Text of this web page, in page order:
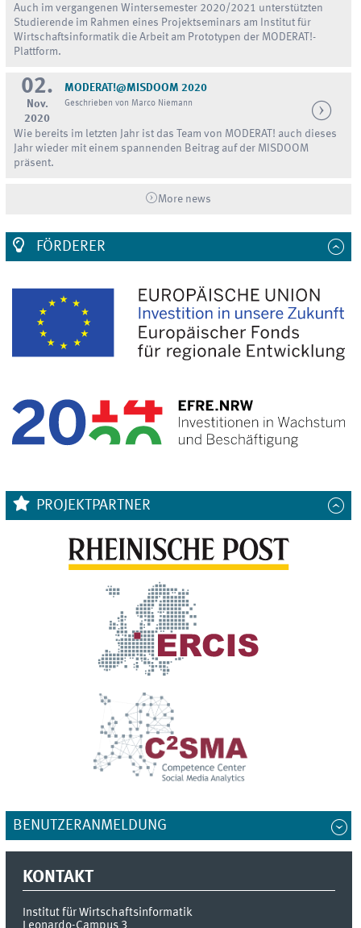
Auch im vergangenen Wintersemester 2020/2021 unterstützten
Studierende im Rahmen eines Projektseminars am Institut für
Wirtschaftsinformatik die Arbeit am Prototypen der MODERAT!-
Plattform.
02.
Nov.
2020
MODERAT!@MISDOOM 2020
Geschrieben von Marco Niemann
Wie bereits im letzten Jahr ist das Team von MODERAT! auch dieses
Jahr wieder mit einem spannenden Beitrag auf der MISDOOM
präsent.
More news
FÖRDERER
PROJEKTPARTNER
BENUTZERANMELDUNG
KONTAKT
Institut für Wirtschaftsinformatik